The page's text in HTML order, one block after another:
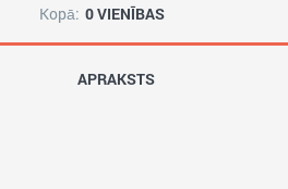
Kopā: 0 VIENĪBAS
APRAKSTS